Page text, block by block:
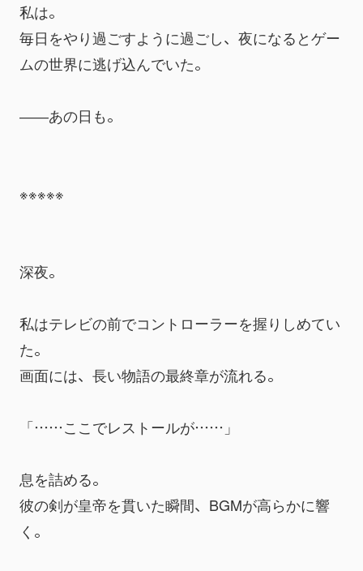
私は。
毎日をやり過ごすように過ごし、夜になるとゲー
ムの世界に逃げ込んでいた。
――あの日も。
※※※※※
深夜。
私はテレビの前でコントローラーを握りしめてい
た。
画面には、長い物語の最終章が流れる。
「……ここでレストールが……」
息を詰める。
彼の剣が皇帝を貫いた瞬間、BGMが高らかに響
く。